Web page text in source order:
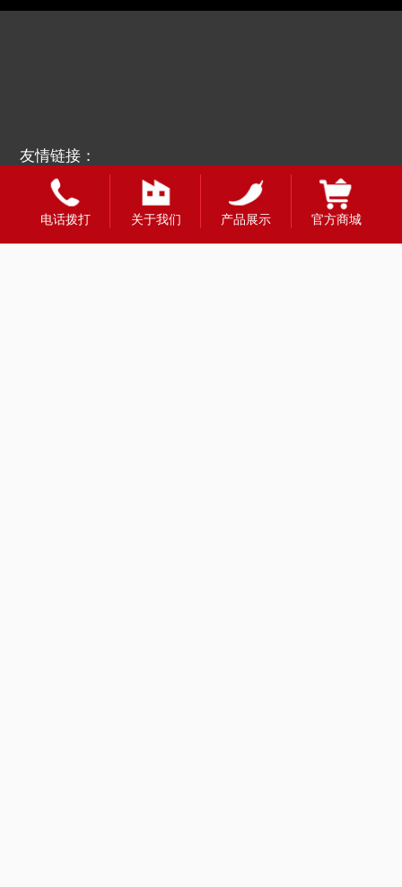
友情链接：
电话拨打 关于我们 产品展示 官方商城